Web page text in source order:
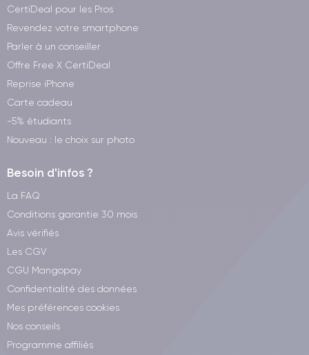
CertiDeal pour les Pros
Revendez votre smartphone
Parler à un conseiller
Offre Free X CertiDeal
Reprise iPhone
Carte cadeau
-5% étudiants
Nouveau : le choix sur photo
Besoin d'infos ?
La FAQ
Conditions garantie 30 mois
Avis vérifiés
Les CGV
CGU Mangopay
Confidentialité des données
Mes préférences cookies
Nos conseils
Programme affiliés